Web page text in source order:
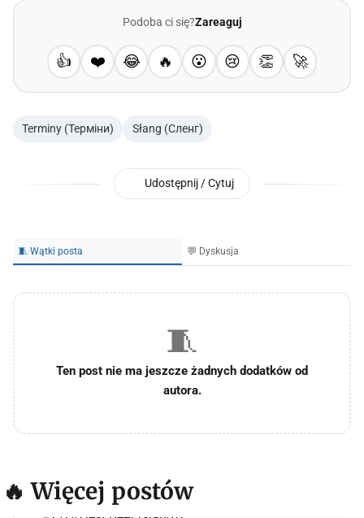
Podoba ci się?Zareaguj
👍 ❤️ 😂 🔥 😮 😢 👏 🚀
Terminy (Терміни) Słang (Сленг)
Udostępnij / Cytuj
🧵 Wątki posta 💬 Dyskusja
🧵
Ten post nie ma jeszcze żadnych dodatków od
autora.
🔥 Więcej postów